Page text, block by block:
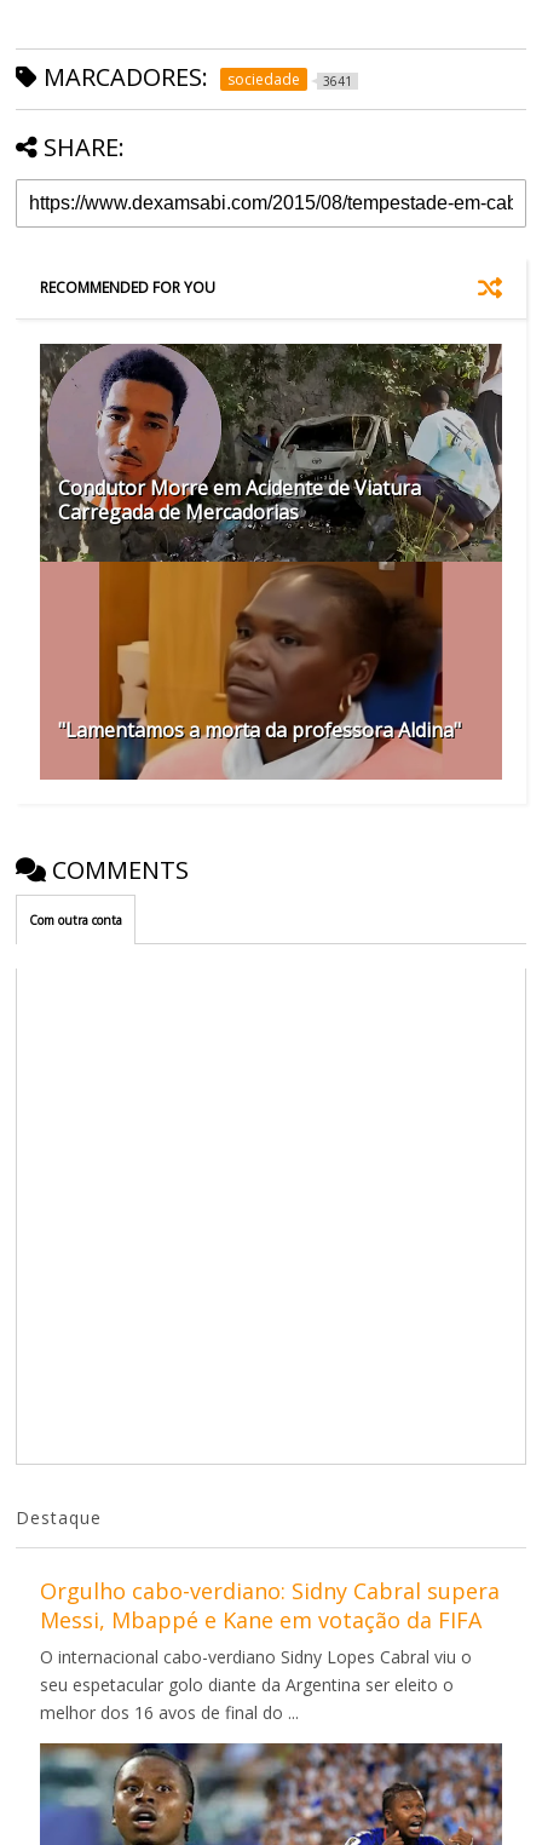
MARCADORES: sociedade 3641
SHARE:
RECOMMENDED FOR YOU
Condutor Morre em Acidente de Viatura
Carregada de Mercadorias
"Lamentamos a morta da professora Aldina"
COMMENTS
Com outra conta
Destaque
Orgulho cabo-verdiano: Sidny Cabral supera
Messi, Mbappé e Kane em votação da FIFA
O internacional cabo-verdiano Sidny Lopes Cabral viu o
seu espetacular golo diante da Argentina ser eleito o
melhor dos 16 avos de final do ...